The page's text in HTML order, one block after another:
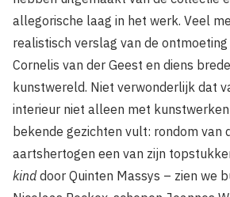
allegorische laag in het werk. Veel
realistisch verslag van de ontmoeting
Cornelis van der Geest en diens
kunstwereld. Niet verwonderlijk dat
interieur niet alleen met
bekende gezichten vult: rondom van
aartshertogen een van zijn
kinddoor Quinten Massys – zien we